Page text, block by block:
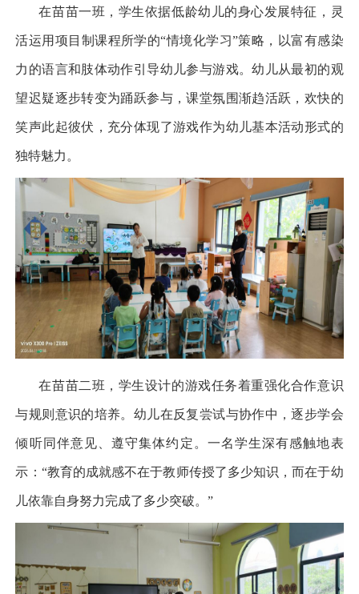
在苗苗一班，学生依据低龄幼儿的身心发展特征，灵
活运用项目制课程所学的“情境化学习”策略，以富有感染
力的语言和肢体动作引导幼儿参与游戏。幼儿从最初的观
望迟疑逐步转变为踊跃参与，课堂氛围渐趋活跃，欢快的
笑声此起彼伏，充分体现了游戏作为幼儿基本活动形式的
独特魅力。
在苗苗二班，学生设计的游戏任务着重强化合作意识
与规则意识的培养。幼儿在反复尝试与协作中，逐步学会
倾听同伴意见、遵守集体约定。一名学生深有感触地表
示： “教育的成就感不在于教师传授了多少知识，而在于幼
儿依靠自身努力完成了多少突破。”